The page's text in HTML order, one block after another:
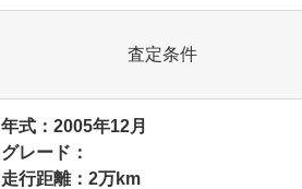
査定条件
年式：2005年12月
グレード：
走行距離：2万km